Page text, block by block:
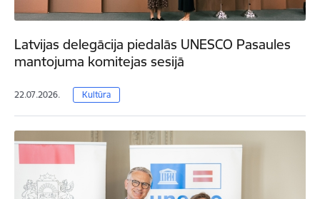
Latvijas delegācija piedalās UNESCO Pasaules
mantojuma komitejas sesijā
22.07.2026. Kultūra